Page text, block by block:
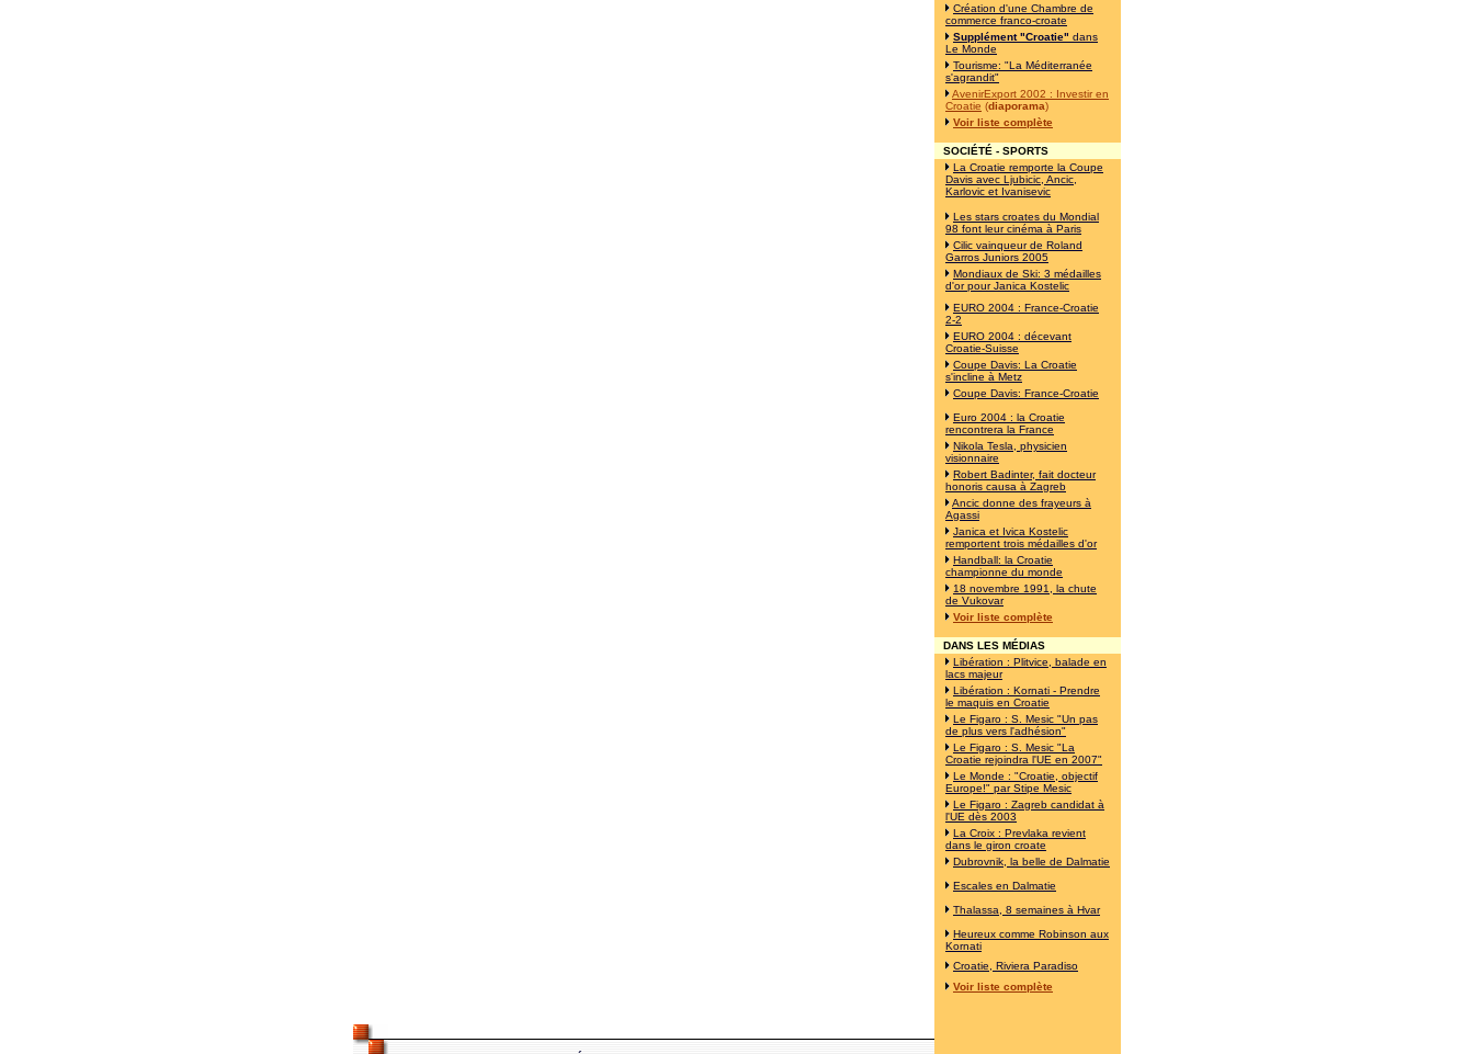
Création d'une Chambre de
commerce franco-croate
Supplément "Croatie" dans
Le Monde
Tourisme: "La Méditerranée
s'agrandit"
AvenirExport 2002 : Investir en
Croatie (diaporama)
Voir liste complète
SOCIÉTÉ - SPORTS
La Croatie remporte la Coupe
Davis avec Ljubicic, Ancic,
Karlovic et Ivanisevic
Les stars croates du Mondial
98 font leur cinéma à Paris
Cilic vainqueur de Roland
Garros Juniors 2005
Mondiaux de Ski: 3 médailles
d'or pour Janica Kostelic
EURO 2004 : France-Croatie
2-2
EURO 2004 : décevant
Croatie-Suisse
Coupe Davis: La Croatie
s'incline à Metz
Coupe Davis: France-Croatie
Euro 2004 : la Croatie
rencontrera la France
Nikola Tesla, physicien
visionnaire
Robert Badinter, fait docteur
honoris causa à Zagreb
Ancic donne des frayeurs à
Agassi
Janica et Ivica Kostelic
remportent trois médailles d'or
Handball: la Croatie
championne du monde
18 novembre 1991, la chute
de Vukovar
Voir liste complète
DANS LES MÉDIAS
Libération : Plitvice, balade en
lacs majeur
Libération : Kornati - Prendre
le maquis en Croatie
Le Figaro : S. Mesic "Un pas
de plus vers l'adhésion"
Le Figaro : S. Mesic "La
Croatie rejoindra l'UE en 2007"
Le Monde : "Croatie, objectif
Europe!" par Stipe Mesic
Le Figaro : Zagreb candidat à
l'UE dès 2003
La Croix : Prevlaka revient
dans le giron croate
Dubrovnik, la belle de Dalmatie
Escales en Dalmatie
Thalassa, 8 semaines à Hvar
Heureux comme Robinson aux
Kornati
Croatie, Riviera Paradiso
Voir liste complète